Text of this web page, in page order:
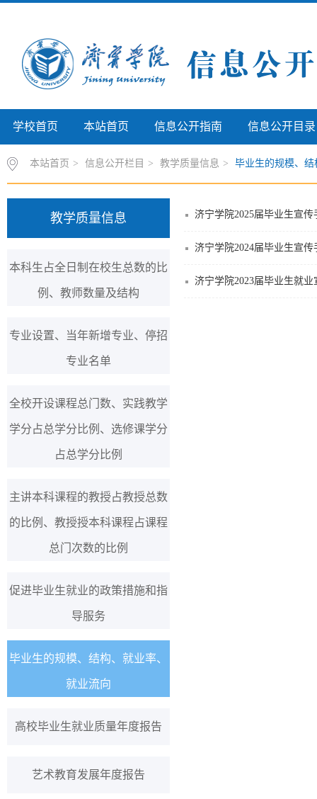
学校首页 本站首页 信息公开指南 信息公开目录
本站首页 > 信息公开栏目 > 教学质量信息 > 毕业生的规模、
教学质量信息
本科生占全日制在校生总数的比
例、教师数量及结构
专业设置、当年新增专业、停招
专业名单
全校开设课程总门数、实践教学
学分占总学分比例、选修课学分
占总学分比例
主讲本科课程的教授占教授总数
的比例、教授授本科课程占课程
总门次数的比例
促进毕业生就业的政策措施和指
导服务
毕业生的规模、结构、就业率、
就业流向
高校毕业生就业质量年度报告
艺术教育发展年度报告
济宁学院2025届毕业生宣传
济宁学院2024届毕业生宣
济宁学院2023届毕业生就业